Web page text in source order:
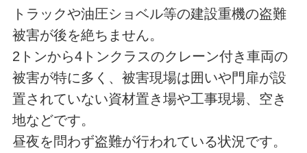
トラックや油圧ショベル等の建設重機の盗難
被害が後を絶ちません。
2トンから4トンクラスのクレーン付き車両の
被害が特に多く、被害現場は囲いや門扉が設
置されていない資材置き場や工事現場、空き
地などです。
昼夜を問わず盗難が行われている状況です。